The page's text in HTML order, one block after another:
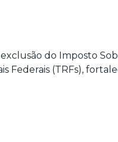
do Imposto
Federais (TRFs),